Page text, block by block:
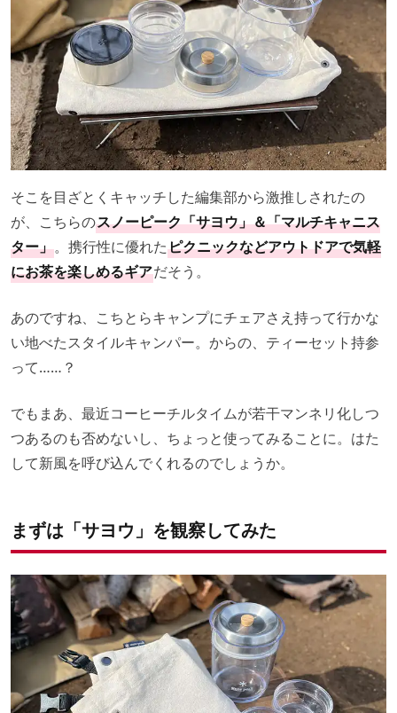
そこを目ざとくキャッチした編集部から激推しされたの
が、こちらのスノーピーク「サヨウ」＆「マルチキャニス
ター」。携行性に優れたピクニックなどアウトドアで気軽
にお茶を楽しめるギアだそう。
あのですね、こちとらキャンプにチェアさえ持って行かな
い地べたスタイルキャンパー。からの、ティーセット持参
って……？
でもまあ、最近コーヒーチルタイムが若干マンネリ化しつ
つあるのも否めないし、ちょっと使ってみることに。はた
して新風を呼び込んでくれるのでしょうか。
まずは「サヨウ」を観察してみた